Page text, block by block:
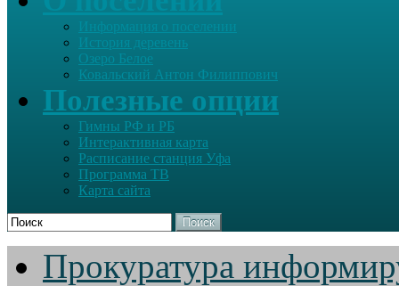
Информация о поселении
История деревень
Озеро Белое
Ковальский Антон Филиппович
Полезные опции
Гимны РФ и РБ
Интерактивная карта
Расписание станция Уфа
Программа ТВ
Карта сайта
Поиск
Прокуратура